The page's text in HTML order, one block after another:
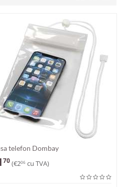
telefon Dombay
70(€206 cu TVA)